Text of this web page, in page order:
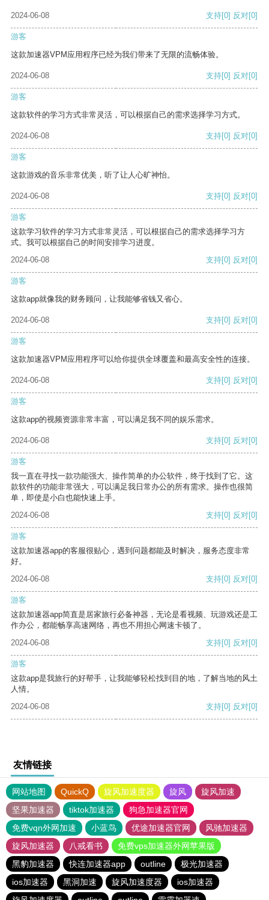
2024-06-08 支持[0] 反对[0]
游客
这款加速器VPM应用程序已经为我们带来了无限的流畅体验。
2024-06-08 支持[0] 反对[0]
游客
这款软件的学习方式非常灵活，可以根据自己的需求选择学习方式。
2024-06-08 支持[0] 反对[0]
游客
这款游戏的音乐非常优美，听了让人心旷神怡。
2024-06-08 支持[0] 反对[0]
游客
这款学习软件的学习方式非常灵活，可以根据自己的需求选择学习方
式。我可以根据自己的时间安排学习进度。
2024-06-08
支持[0] 反对[0]
游客
这款app就像我的财务顾问，让我能够省钱又省心。
2024-06-08 支持[0] 反对[0]
游客
这款加速器VPM应用程序可以给你提供全球覆盖和最高安全性的连接。
2024-06-08 支持[0] 反对[0]
游客
这款app的视频资源非常丰富，可以满足我不同的娱乐需求。
2024-06-08 支持[0] 反对[0]
游客
我一直在寻找一款功能强大、操作简单的办公软件，终于找到了它。这
款软件的功能非常强大，可以满足我日常办公的所有需求。操作也很简
单，即使是小白也能快速上手。
2024-06-08
支持[0] 反对[0]
游客
这款加速器app的客服很贴心，遇到问题都能及时解决，服务态度非常
好。
2024-06-08
支持[0] 反对[0]
游客
这款加速器app简直是居家旅行必备神器，无论是看视频、玩游戏还是工
作办公，都能畅享高速网络，再也不用担心网速卡顿了。
2024-06-08
支持[0] 反对[0]
游客
这款app是我旅行的好帮手，让我能够轻松找到目的地，了解当地的风土
人情。
2024-06-08
支持[0] 反对[0]
友情链接
网站地图 QuickQ 旋风加速度器 旋风
旋风加速
坚果加速器
tiktok加速器
狗急加速器官网
免费vqn外网加速
小蓝鸟 优途加速器官网
风驰加速器
旋风加速器
八戒看书
免费vps加速器外网苹果版
黑豹加速器
快连加速器app outline
极光加速器
ios加速器
黑洞加速 旋风加速度器
ios加速器